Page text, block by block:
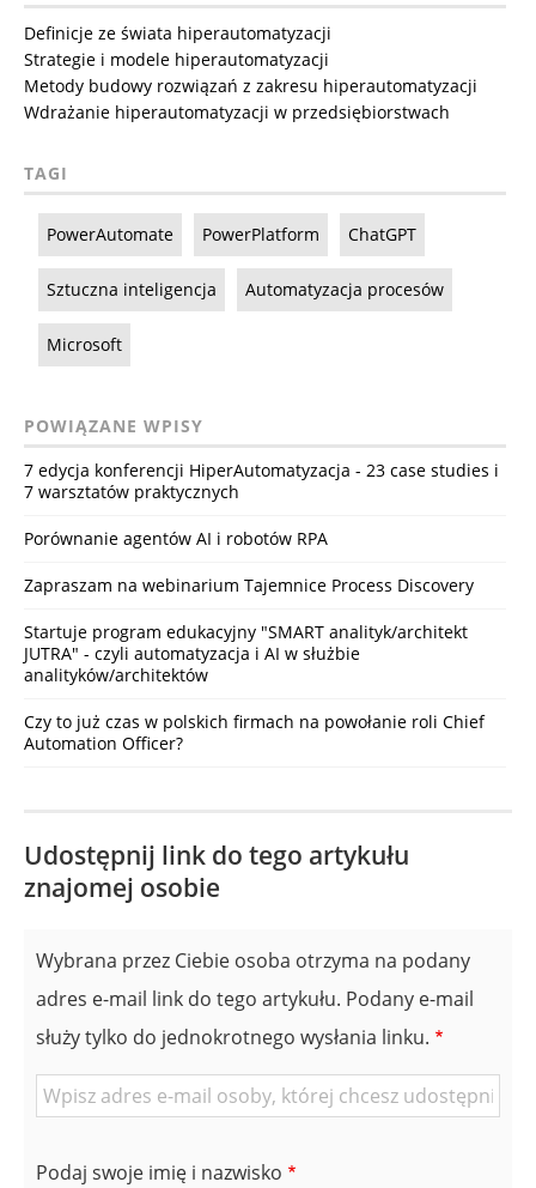
Definicje ze świata hiperautomatyzacji
Strategie i modele hiperautomatyzacji
Metody budowy rozwiązań z zakresu hiperautomatyzacji
Wdrażanie hiperautomatyzacji w przedsiębiorstwach
TAGI
PowerAutomate PowerPlatform ChatGPT
Sztuczna inteligencja Automatyzacja procesów
Microsoft
POWIĄZANE WPISY
7 edycja konferencji HiperAutomatyzacja - 23 case studies i
7 warsztatów praktycznych
Porównanie agentów AI i robotów RPA
Zapraszam na webinarium Tajemnice Process Discovery
Startuje program edukacyjny "SMART analityk/architekt
JUTRA" - czyli automatyzacja i AI w służbie
analityków/architektów
Czy to już czas w polskich firmach na powołanie roli Chief
Automation Officer?
Udostępnij link do tego artykułu
znajomej osobie
Wybrana przez Ciebie osoba otrzyma na podany
adres e-mail link do tego artykułu. Podany e-mail
służy tylko do jednokrotnego wysłania linku.
E-
znajomej
Podaj swoje imię i nazwisko